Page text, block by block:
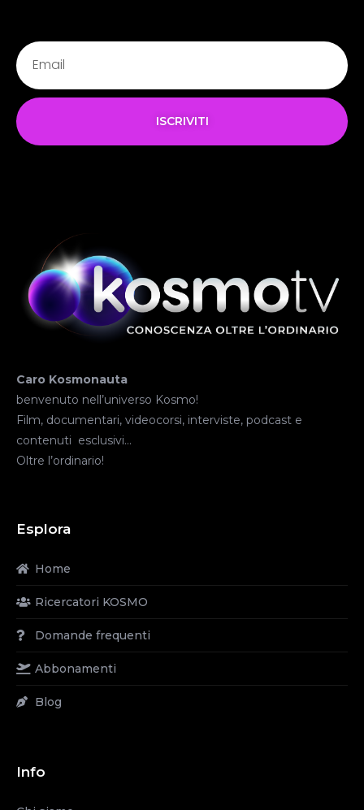
ISCRIVITI
Caro Kosmonauta
benvenuto nell’universo Kosmo!
Film, documentari, videocorsi, interviste, podcast e
contenuti esclusivi…
Oltre l’ordinario!
Esplora
Home
Ricercatori KOSMO
Domande frequenti
Abbonamenti
Blog
Info